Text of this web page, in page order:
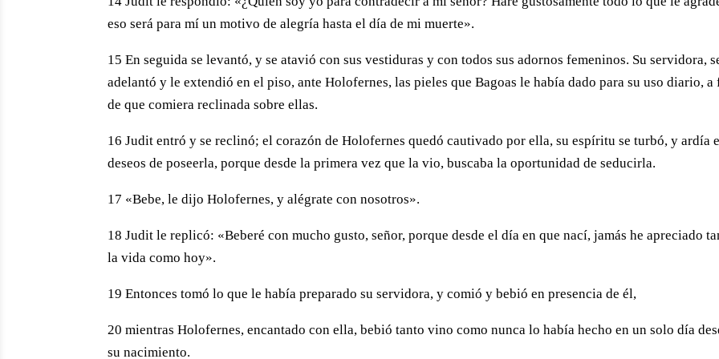
eso será para mí un motivo de alegría hasta el día de mi muerte».
15 En seguida se levantó, y se atavió con sus vestiduras y con todos sus adornos femeninos. Su servidora,
adelantó y le extendió en el piso, ante Holofernes, las pieles que Bagoas le había dado para su uso diario, a
de que comiera reclinada sobre ellas.
16 Judit entró y se reclinó; el corazón de Holofernes quedó cautivado por ella, su espíritu se turbó, y ardía
deseos de poseerla, porque desde la primera vez que la vio, buscaba la oportunidad de seducirla.
17 «Bebe, le dijo Holofernes, y alégrate con nosotros».
18 Judit le replicó: «Beberé con mucho gusto, señor, porque desde el día en que nací, jamás he apreciado
la vida como hoy».
19 Entonces tomó lo que le había preparado su servidora, y comió y bebió en presencia de él,
20 mientras Holofernes, encantado con ella, bebió tanto vino como nunca lo había hecho en un solo día
su nacimiento.